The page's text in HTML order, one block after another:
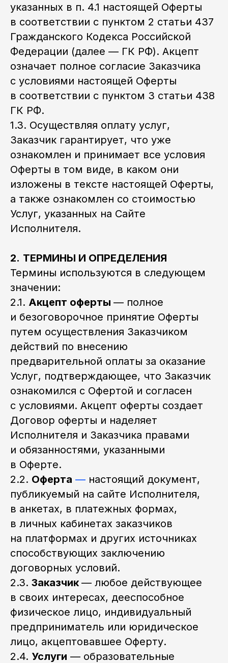
указанных в п. 4.1 настоящей Оферты
в соответствии с пунктом 2 статьи 437
Гражданского Кодекса Российской
Федерации (далее — ГК РФ). Акцепт
означает полное согласие Заказчика
с условиями настоящей Оферты
в соответствии с пунктом 3 статьи 438
ГК РФ.
1.3. Осуществляя оплату услуг,
Заказчик гарантирует, что уже
ознакомлен и принимает все условия
Оферты в том виде, в каком они
изложены в тексте настоящей Оферты,
а также ознакомлен со стоимостью
Услуг, указанных на Сайте
Исполнителя.
2. ТЕРМИНЫ И ОПРЕДЕЛЕНИЯ
Термины используются в следующем
значении:
2.1. Акцепт оферты — полное
и безоговорочное принятие Оферты
путем осуществления Заказчиком
действий по внесению
предварительной оплаты за оказание
Услуг, подтверждающее, что Заказчик
ознакомился с Офертой и согласен
с условиями. Акцепт оферты создает
Договор оферты и наделяет
Исполнителя и Заказчика правами
и обязанностями, указанными
в Оферте.
2.2. Оферта — настоящий документ,
публикуемый на сайте Исполнителя,
в анкетах, в платежных формах,
в личных кабинетах заказчиков
на платформах и других источниках
способствующих заключению
договорных условий.
2.3. Заказчик — любое действующее
в своих интересах, дееспособное
физическое лицо, индивидуальный
предприниматель или юридическое
лицо, акцептовавшее Оферту.
2.4. Услуги — образовательные